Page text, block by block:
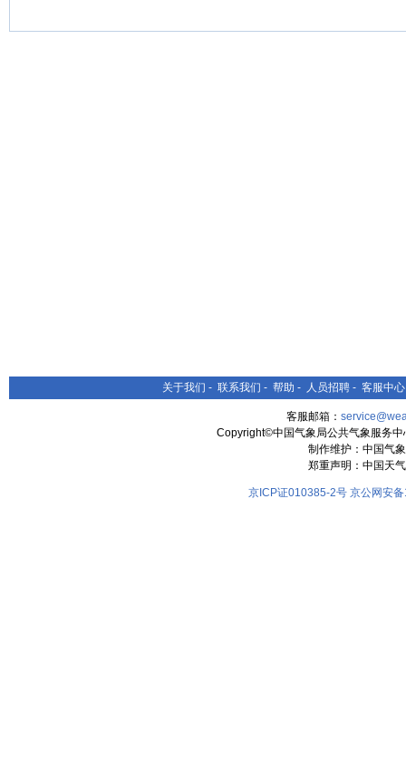
关于我们 - 联系我们 - 帮助 - 人员招聘 - 客服中心
客服邮箱：
Copyright©中国气象局公共气象服务
制作维护：中国气
郑重声明：中国天
京ICP证010385-2号 京公网安